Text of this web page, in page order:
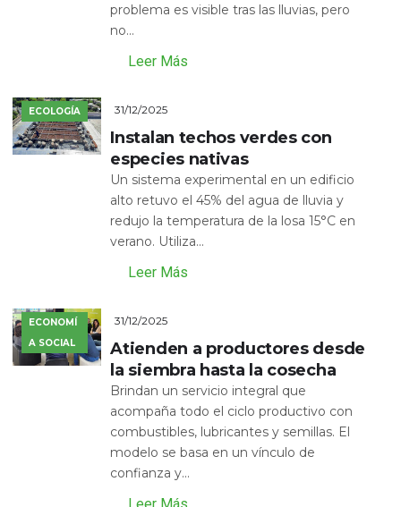
problema es visible tras las lluvias, pero
no...
Leer Más
ECOLOGÍA 31/12/2025
Instalan techos verdes con
especies nativas
Un sistema experimental en un edificio
alto retuvo el 45% del agua de lluvia y
redujo la temperatura de la losa 15°C en
verano. Utiliza...
Leer Más
ECONOMÍ
A SOCIAL
31/12/2025
Atienden a productores desde
la siembra hasta la cosecha
Brindan un servicio integral que
acompaña todo el ciclo productivo con
combustibles, lubricantes y semillas. El
modelo se basa en un vínculo de
confianza y...